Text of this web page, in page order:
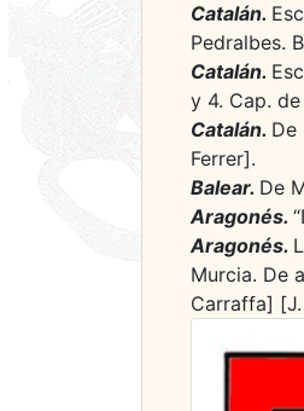
Catalán.
Pedralbes.
Catalán.
y 4. Cap.
Catalán. De
Ferrer].
Balear. De
Aragonés.
Aragonés.
Murcia. De
Carraffa]